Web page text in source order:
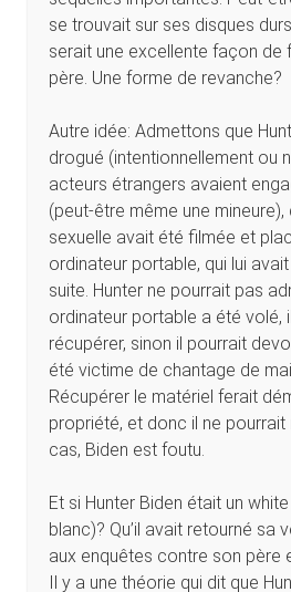
se trouvait sur ses disques
serait une excellente façon de
père. Une forme de revanche?
Autre idée: Admettons que
drogué (intentionnellement ou
acteurs étrangers avaient
(peut-être même une mineure),
sexuelle avait été filmée et
ordinateur portable, qui lui
suite. Hunter ne pourrait pas
ordinateur portable a été volé,
récupérer, sinon il pourrait
été victime de chantage de
Récupérer le matériel ferait
propriété, et donc il ne pourrait
cas, Biden est foutu.
Et si Hunter Biden était un
blanc)? Qu’il avait retourné sa
aux enquêtes contre son père
Il y a une théorie qui dit que